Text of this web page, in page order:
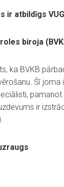
ir atbildīgs
biroja
ka BVKB
Šī joma
ir